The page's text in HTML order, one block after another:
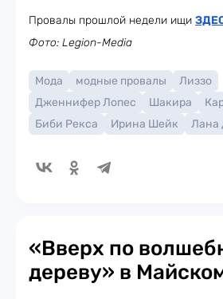
Провалы прошлой недели ищи
Фото: Legion-Media
Мода модные провалы
Лиззо
Дженнифер Лопес
Шакира
Биби Рекса
Ирина Шейк Лана
«Вверх по
дереву» в